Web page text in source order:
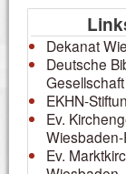
Dekanat
Deutsche
Gesellschaft
EKHN-
Ev.
Ev.